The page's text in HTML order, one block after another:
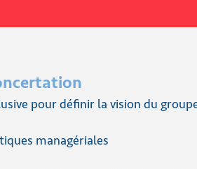
pour définir la vision du
managériales